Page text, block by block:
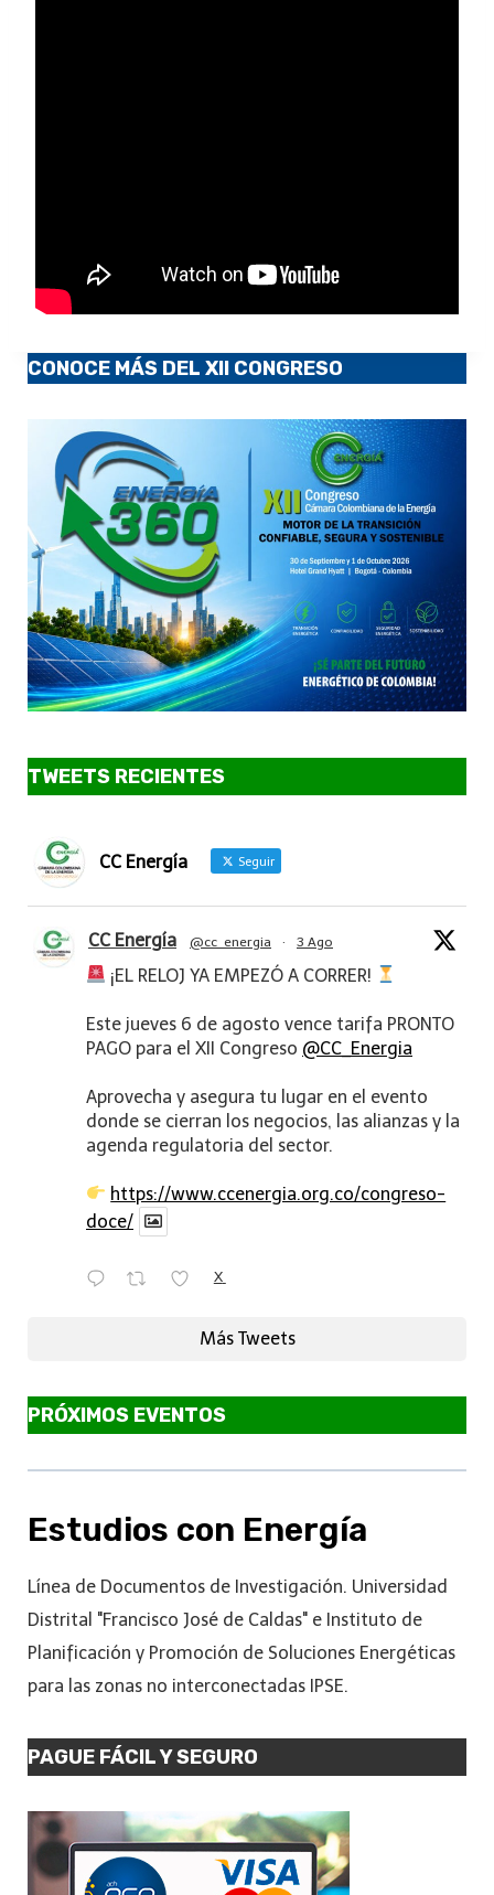
CONOCE MÁS DEL XII CONGRESO
TWEETS RECIENTES
CC Energía Seguir
CC Energía @cc_energia · 3 Ago
¡EL RELOJ YA EMPEZÓ A CORRER!
Este jueves 6 de agosto vence tarifa PRONTO
PAGO para el XII Congreso @CC_Energia
Aprovecha y asegura tu lugar en el evento
donde se cierran los negocios, las alianzas y la
agenda regulatoria del sector.
https://www.ccenergia.org.co/congreso-
doce/
X
Más Tweets
PRÓXIMOS EVENTOS
Estudios con Energía
Línea de Documentos de Investigación. Universidad
Distrital "Francisco José de Caldas" e Instituto de
Planificación y Promoción de Soluciones Energéticas
para las zonas no interconectadas IPSE.
PAGUE FÁCIL Y SEGURO